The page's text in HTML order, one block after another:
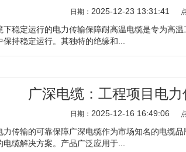
日期： 2025-12-23 13:31:41
下稳定运行的电力传输保障耐高温电缆是专为高
持稳定运行。其独特的绝缘和...
广深电缆：工程项目电
日期： 2025-12-16 16:49:06
力传输的可靠保障广深电缆作为市场知名的电缆
缆解决方案。产品广泛应用于...